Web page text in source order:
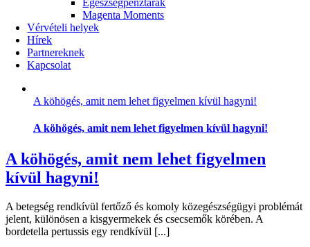
Egészségpénztárak
Magenta Moments
Vérvételi helyek
Hírek
Partnereknek
Kapcsolat
A köhögés, amit nem lehet figyelmen kívül hagyni!
A köhögés, amit nem lehet figyelmen kívül hagyni!
A köhögés, amit nem lehet figyelmen
kívül hagyni!
A betegség rendkívül fertőző és komoly közegészségügyi problémát
jelent, különösen a kisgyermekek és csecsemők körében. A
bordetella pertussis egy rendkívül [...]